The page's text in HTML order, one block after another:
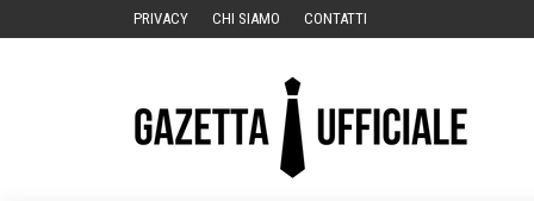
PRIVACY CHI SIAMO CONTATTI